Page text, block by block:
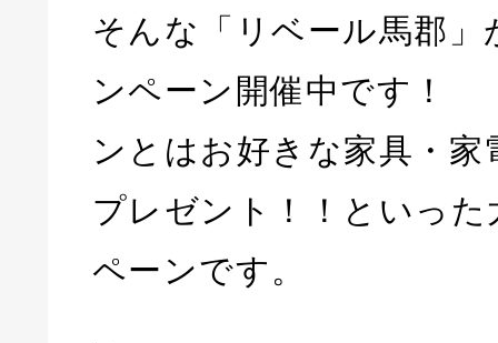
そんな「リベール馬郡
ンペーン開催中です
ンとはお好きな家具・家
プレゼント！！といっ
ペーンです。